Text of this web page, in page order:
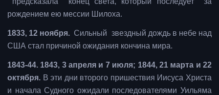
рождением ею мессии Шилоха.
1833, 12 ноября. Сильный звездный дождь в небе над
США стал причиной ожидания кончина мира.
1843-44. 1843, 3 апреля и 7 июля; 1844, 21 марта и 22
октября. В эти дни второго пришествия Иисуса Христа
и начала Судного ожидали последователями Уильяма